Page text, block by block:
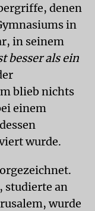
denen
in
in seinem
besser als ein
blieb nichts
einem
wurde.
studierte an
wurde